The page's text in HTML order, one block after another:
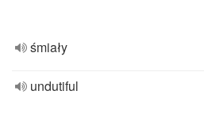
śmiały
undutiful